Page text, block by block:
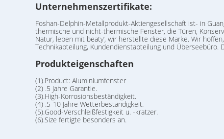
Unternehmenszertifikate:
Foshan-Delphin-Metallprodukt-Aktiengesellschaft ist- in
thermische und nicht-thermische Fenster, die Türen,
Natur, leben mit beaty‘, wir herstellte diese Marke. Wir
Technikabteilung, Kundendienstabteilung und
Produkteigenschaften
(1).Product: Aluminiumfenster
(2) .5 Jahre Garantie.
(3).High-Korrosionsbeständigkeit.
(4) .5-10 Jahre Wetterbeständigkeit.
(5).Good-Verschleißfestigkeit u. -kratzer.
(6).Size fertigte besonders an.